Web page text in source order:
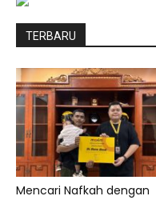
TERBARU
Mencari Nafkah dengan